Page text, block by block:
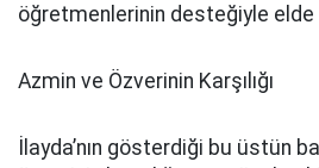
öğretmenlerinin desteğiyle
Azmin ve Özverinin Karşılığı
İlayda’nın gösterdiği bu üstün